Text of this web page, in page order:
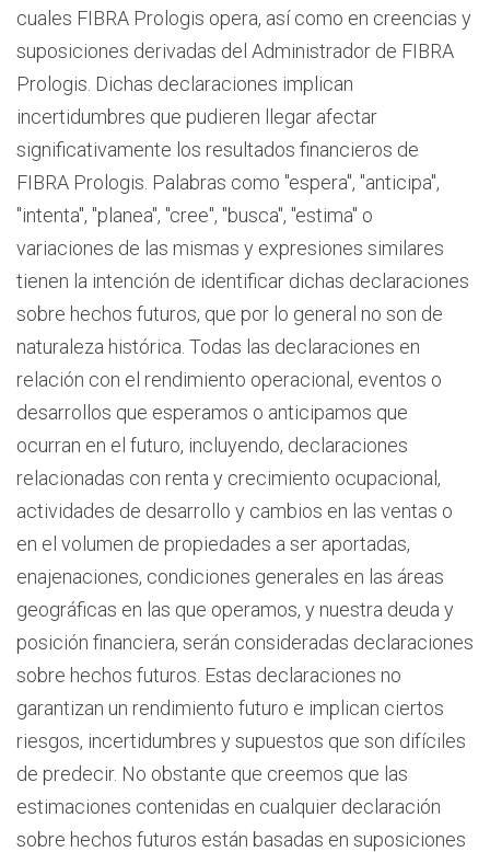
cuales FIBRA Prologis opera, así como en creencias y
suposiciones derivadas del Administrador de FIBRA
Prologis. Dichas declaraciones implican
incertidumbres que pudieren llegar afectar
significativamente los resultados financieros de
FIBRA Prologis. Palabras como "espera", "anticipa",
"intenta", "planea", "cree", "busca", "estima" o
variaciones de las mismas y expresiones similares
tienen la intención de identificar dichas declaraciones
sobre hechos futuros, que por lo general no son de
naturaleza histórica. Todas las declaraciones en
relación con el rendimiento operacional, eventos o
desarrollos que esperamos o anticipamos que
ocurran en el futuro, incluyendo, declaraciones
relacionadas con renta y crecimiento ocupacional,
actividades de desarrollo y cambios en las ventas o
en el volumen de propiedades a ser aportadas,
enajenaciones, condiciones generales en las áreas
geográficas en las que operamos, y nuestra deuda y
posición financiera, serán consideradas declaraciones
sobre hechos futuros. Estas declaraciones no
garantizan un rendimiento futuro e implican ciertos
riesgos, incertidumbres y supuestos que son difíciles
de predecir. No obstante que creemos que las
estimaciones contenidas en cualquier declaración
sobre hechos futuros están basadas en suposiciones